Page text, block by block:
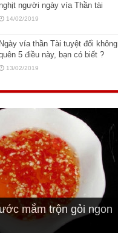
nghịt người ngày vía Thần tài
14/02/2019
Ngày vía thần Tài tuyệt đối không
5 điều này, bạn có biết ?
13/02/2019
mắm trộn gỏi ngon
đậu hũ giòn ngon
non nướng ngon
heo chiên ngon mềm
ướp sườn cơm tấm